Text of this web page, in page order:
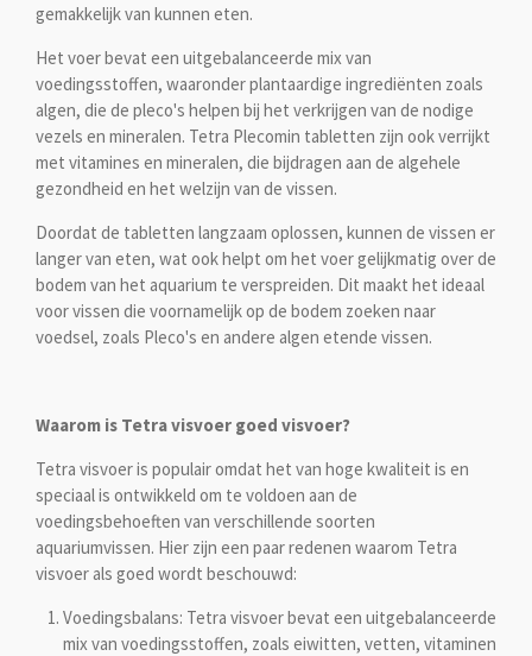
gemakkelijk van kunnen eten.
Het voer bevat een uitgebalanceerde mix van
voedingsstoffen, waaronder plantaardige ingrediënten zoals
algen, die de pleco's helpen bij het verkrijgen van de nodige
vezels en mineralen. Tetra Plecomin tabletten zijn ook verrijkt
met vitamines en mineralen, die bijdragen aan de algehele
gezondheid en het welzijn van de vissen.
Doordat de tabletten langzaam oplossen, kunnen de vissen er
langer van eten, wat ook helpt om het voer gelijkmatig over de
bodem van het aquarium te verspreiden. Dit maakt het ideaal
voor vissen die voornamelijk op de bodem zoeken naar
voedsel, zoals Pleco's en andere algen etende vissen.
Waarom is Tetra visvoer goed visvoer?
Tetra visvoer is populair omdat het van hoge kwaliteit is en
speciaal is ontwikkeld om te voldoen aan de
voedingsbehoeften van verschillende soorten
aquariumvissen. Hier zijn een paar redenen waarom Tetra
visvoer als goed wordt beschouwd:
Voedingsbalans: Tetra visvoer bevat een uitgebalanceerde
mix van voedingsstoffen, zoals eiwitten, vetten, vitaminen